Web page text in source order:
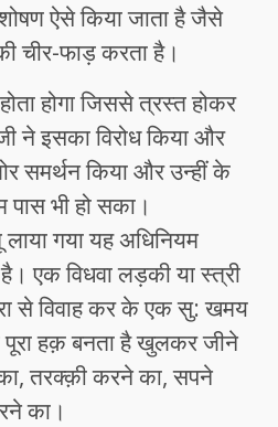
ऐसे किया जाता है जैसे
चीर-फाड़ करता है।
होगा जिससे त्रस्त होकर
ने इसका विरोध किया और
समर्थन किया और उन्हीं के
पास भी हो सका।
गया यह अधिनियम
एक विधवा लड़की या स्त्री
से विवाह कर के एक सु: खमय
हक़ बनता है खुलकर जीने
तरक्क़ी करने का, सपने
का।